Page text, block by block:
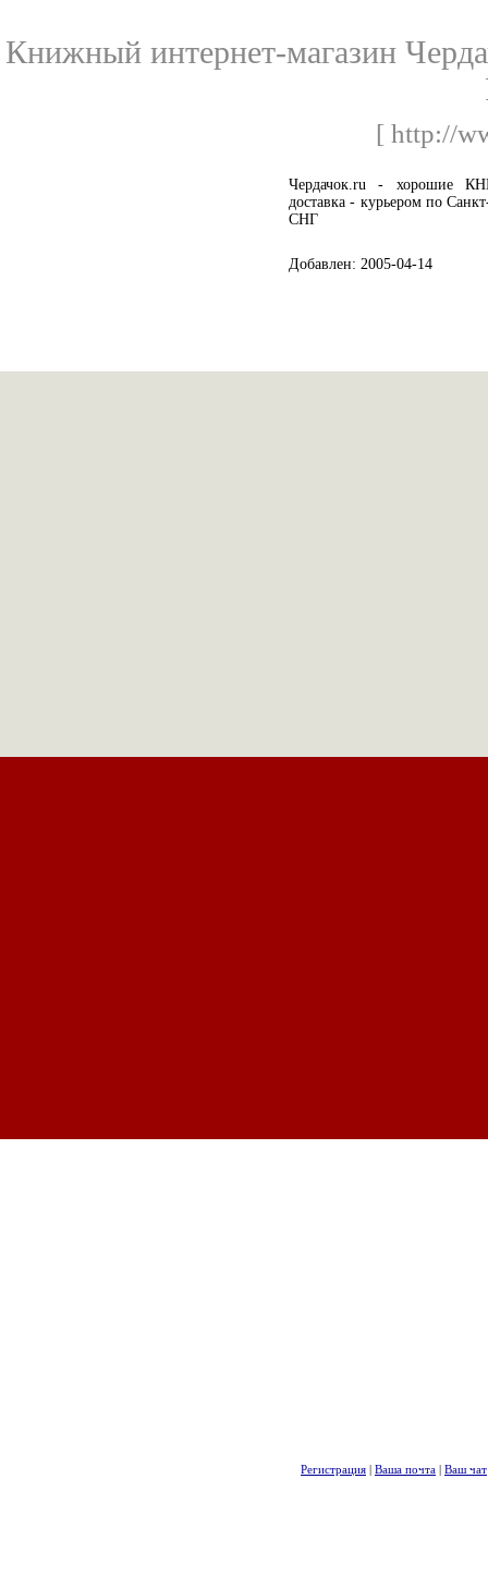
Книжный интернет-магазин
[ http://
Чердачок.ru - хорошие
доставка - курьером по
СНГ
Добавлен: 2005-04-14
Регистрация | Ваша почта | Ваш чат